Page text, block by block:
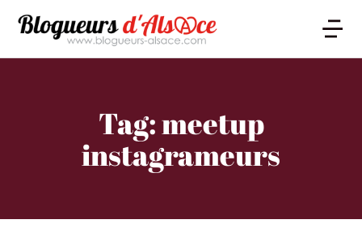
Tag: meetup
instagrameurs